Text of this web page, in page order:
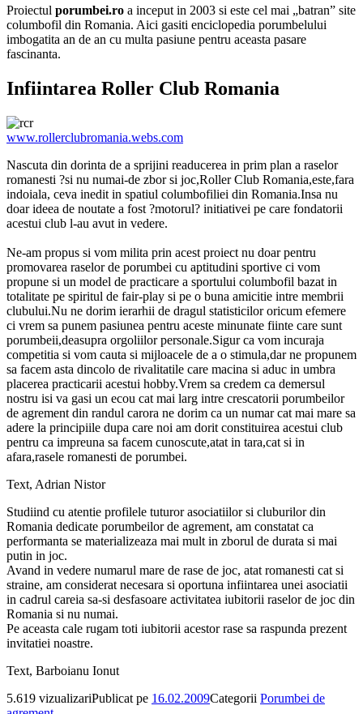
Proiectul porumbei.ro a inceput in 2003 si este cel mai „batran” site
columbofil din Romania. Aici gasiti enciclopedia porumbelului
imbogatita an de an cu multa pasiune pentru aceasta pasare
fascinanta.
Infiintarea Roller Club Romania
www.rollerclubromania.webs.com
Nascuta din dorinta de a sprijini readucerea in prim plan a raselor
romanesti ?si nu numai-de zbor si joc,Roller Club Romania,este,fara
indoiala, ceva inedit in spatiul columbofiliei din Romania.Insa nu
doar ideea de noutate a fost ?motorul? initiativei pe care fondatorii
acestui club l-au avut in vedere.
Ne-am propus si vom milita prin acest proiect nu doar pentru
promovarea raselor de porumbei cu aptitudini sportive ci vom
propune si un model de practicare a sportului columbofil bazat in
totalitate pe spiritul de fair-play si pe o buna amicitie intre membrii
clubului.Nu ne dorim ierarhii de dragul statisticilor oricum efemere
ci vrem sa punem pasiunea pentru aceste minunate fiinte care sunt
porumbeii,deasupra orgoliilor personale.Sigur ca vom incuraja
competitia si vom cauta si mijloacele de a o stimula,dar ne propunem
sa facem asta dincolo de rivalitatile care macina si aduc in umbra
placerea practicarii acestui hobby.Vrem sa credem ca demersul
nostru isi va gasi un ecou cat mai larg intre crescatorii porumbeilor
de agrement din randul carora ne dorim ca un numar cat mai mare sa
adere la principiile dupa care noi am dorit constituirea acestui club
pentru ca impreuna sa facem cunoscute,atat in tara,cat si in
afara,rasele romanesti de porumbei.
Text, Adrian Nistor
Studiind cu atentie profilele tuturor asociatiilor si cluburilor din
Romania dedicate porumbeilor de agrement, am constatat ca
performanta se materializeaza mai mult in zborul de durata si mai
putin in joc.
Avand in vedere numarul mare de rase de joc, atat romanesti cat si
straine, am considerat necesara si oportuna infiintarea unei asociatii
in cadrul careia sa-si desfasoare activitatea iubitorii raselor de joc din
Romania si nu numai.
Pe aceasta cale rugam toti iubitorii acestor rase sa raspunda prezent
invitatiei noastre.
Text, Barboianu Ionut
5.619 vizualizariPublicat pe 16.02.2009Categorii Porumbei de